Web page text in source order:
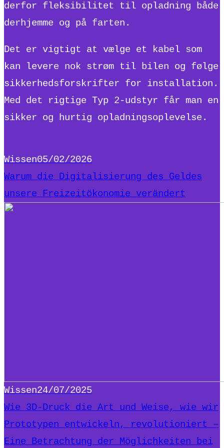
derfor fleksibilitet til opladning både
derhjemme og på farten.
Det er vigtigt at vælge et kabel som
kan levere nok strøm til bilen og følge
sikkerhedsforskrifter for installation.
Med det rigtige Typ 2-udstyr får man en
sikker og hurtig opladningsoplevelse.
Wissen05/02/2026
Warum die Digitalisierung des Geldes
unsere Freizeitökonomie verändert
Wissen24/07/2025
Wie 3D-Druck die Art und Weise, wie wir
Prototypen entwickeln, revolutioniert –
Eine Betrachtung der Möglichkeiten bei